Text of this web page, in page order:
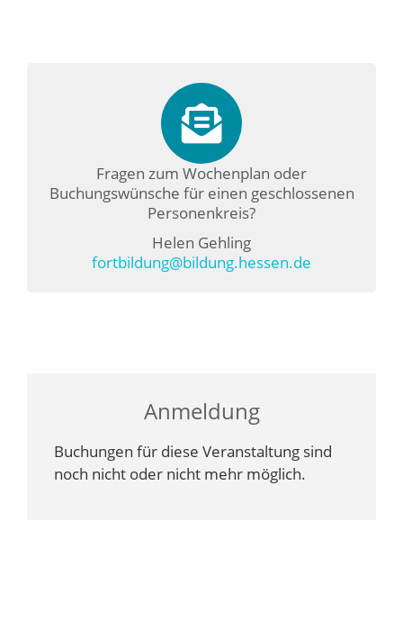
Fragen zum Wochenplan oder
Buchungswünsche für einen geschlossenen
Personenkreis?
Helen Gehling
fortbildung@bildung.hessen.de
Anmeldung
Buchungen für diese Veranstaltung sind
noch nicht oder nicht mehr möglich.